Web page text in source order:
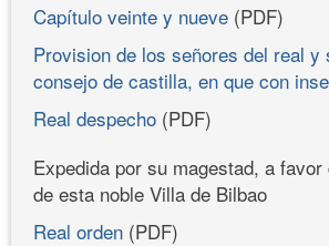
Capítulo veinte y nueve (PDF)
Provision de los señores del real y
consejo de castilla, en que con
Real despecho (PDF)
Expedida por su magestad, a
de esta noble Villa de Bilbao
Real orden (PDF)